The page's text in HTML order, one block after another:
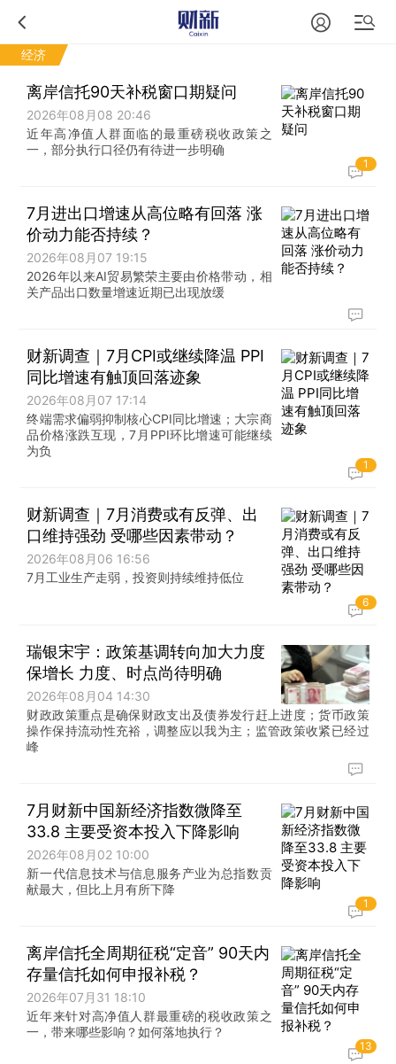
经济
离岸信托90天补税窗口期疑问
2026年08月08 20:46
近年高净值人群面临的最重磅税收政策之
一，部分执行口径仍有待进一步明确
1
7月进出口增速从高位略有回落 涨
价动力能否持续？
2026年08月07 19:15
2026年以来AI贸易繁荣主要由价格带动，相
关产品出口数量增速近期已出现放缓
财新调查｜7月CPI或继续降温 PPI
同比增速有触顶回落迹象
2026年08月07 17:14
终端需求偏弱抑制核心CPI同比增速；大宗商
品价格涨跌互现，7月PPI环比增速可能继续
为负
1
财新调查｜7月消费或有反弹、出
口维持强劲 受哪些因素带动？
2026年08月06 16:56
7月工业生产走弱，投资则持续维持低位
6
瑞银宋宇：政策基调转向加大力度
保增长 力度、时点尚待明确
2026年08月04 14:30
财政政策重点是确保财政支出及债券发行赶上进度；货币政策
操作保持流动性充裕，调整应以我为主；监管政策收紧已经过
峰
7月财新中国新经济指数微降至
33.8 主要受资本投入下降影响
2026年08月02 10:00
新一代信息技术与信息服务产业为总指数贡
献最大，但比上月有所下降
1
离岸信托全周期征税“定音” 90天内
存量信托如何申报补税？
2026年07月31 18:10
近年来针对高净值人群最重磅的税收政策之
一，带来哪些影响？如何落地执行？
13